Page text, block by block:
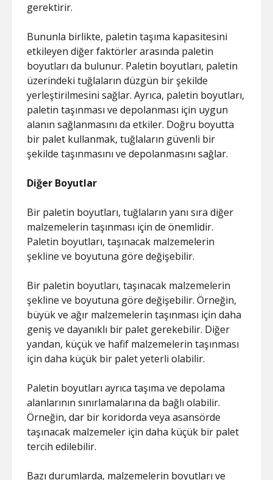
gerektirir.
Bununla birlikte, paletin taşıma kapasitesini
etkileyen diğer faktörler arasında paletin
boyutları da bulunur. Paletin boyutları, paletin
üzerindeki tuğlaların düzgün bir şekilde
yerleştirilmesini sağlar. Ayrıca, paletin boyutları,
paletin taşınması ve depolanması için uygun
alanın sağlanmasını da etkiler. Doğru boyutta
bir palet kullanmak, tuğlaların güvenli bir
şekilde taşınmasını ve depolanmasını sağlar.
Diğer Boyutlar
Bir paletin boyutları, tuğlaların yanı sıra diğer
malzemelerin taşınması için de önemlidir.
Paletin boyutları, taşınacak malzemelerin
şekline ve boyutuna göre değişebilir.
Bir paletin boyutları, taşınacak malzemelerin
şekline ve boyutuna göre değişebilir. Örneğin,
büyük ve ağır malzemelerin taşınması için daha
geniş ve dayanıklı bir palet gerekebilir. Diğer
yandan, küçük ve hafif malzemelerin taşınması
için daha küçük bir palet yeterli olabilir.
Paletin boyutları ayrıca taşıma ve depolama
alanlarının sınırlamalarına da bağlı olabilir.
Örneğin, dar bir koridorda veya asansörde
taşınacak malzemeler için daha küçük bir palet
tercih edilebilir.
Bazı durumlarda, malzemelerin boyutları ve